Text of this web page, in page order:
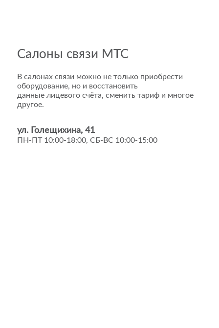
Салоны связи МТС
В салонах связи можно не только приобрести
оборудование, но и восстановить
данные лицевого счёта, сменить тариф и многое
другое.
ул. Голещихина, 41
ПН-ПТ 10:00-18:00, СБ-ВС 10:00-15:00